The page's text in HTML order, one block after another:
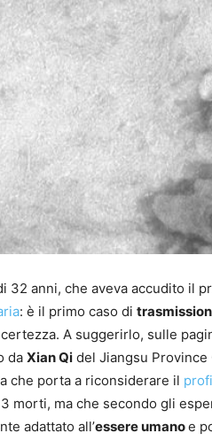
32 anni, che aveva accudito il
: è il primo caso di
A suggerirlo, sulle
da Xian Qi del Jiangsu
che porta a riconsiderare il
morti, ma che secondo gli
adattato all’essere umanoe